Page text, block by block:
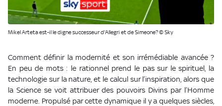
Mikel Arteta est-il le digne successeur d'Allegri et de Simeone? © Sky
Comment définir la modernité et son irrémédiable avancée ?
En peu de mots : le rationnel prend le pas sur le spirituel, la
technologie sur la nature, et le calcul sur l’inspiration, alors que
la Science se voit attribuer des pouvoirs Divins par l’Homme
moderne. Propulsé par cette dynamique il y a quelques siècles,